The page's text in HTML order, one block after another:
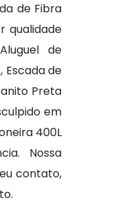
de Fibra
qualidade
de
Escada de
Preta
em
400L
Nossa
contato,